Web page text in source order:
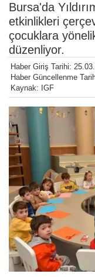
Bursa'da
etkinlikleri
çocuklara
düzenliyor.
Haber Giriş Tarihi:
Haber Güncellenme
Kaynak: IGF